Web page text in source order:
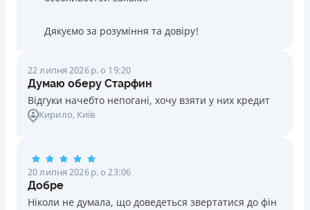
Дякуємо за розуміння та довіру!
22 липня 2026 р. о 19:20
Думаю оберу Старфин
Відгуки начебто непогані, хочу взяти у них кредит
Кирило, Київ
20 липня 2026 р. о 23:06
Добре
Ніколи не думала, що доведеться звертатися до фін